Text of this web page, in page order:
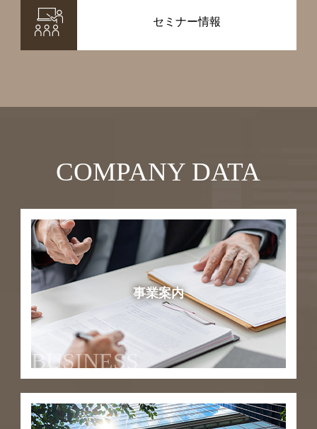
セミナー情報
COMPANY DATA
事業案内
BUSINESS